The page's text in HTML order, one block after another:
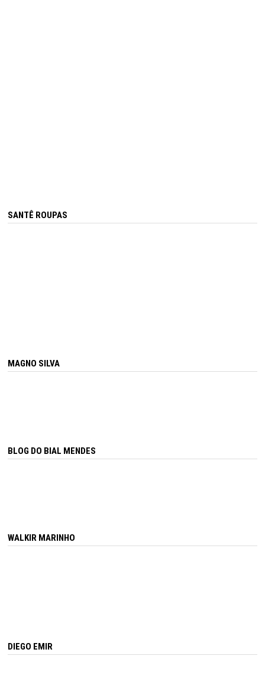
SANTÊ ROUPAS
MAGNO SILVA
BLOG DO BIAL MENDES
WALKIR MARINHO
DIEGO EMIR